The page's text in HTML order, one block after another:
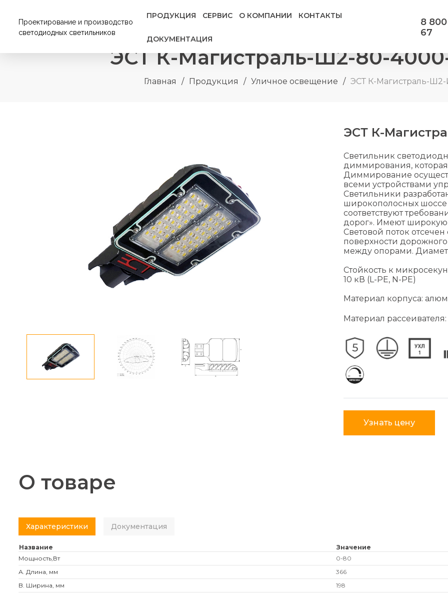
Проектирование и производство
светодиодных светильников
ПРОДУКЦИЯ СЕРВИС О КОМПАНИИ КОНТАКТЫ
ДОКУМЕНТАЦИЯ
8 800
67
ЭСТ К-Магистраль-Ш2-80-
Главная / Продукция / Уличное освещение / ЭСТ К-Магистраль-
ЭСТ К-
Светильник
диммирования, которая
Диммирование
всеми устройствами
Светильники
широкополосных
соответствуют
дорог». Имеют
Световой поток
поверхности
между опорами.
Стойкость к
10 кВ (L-PE, N-PE)
Материал корпуса:
Материал
Узнать цену
О товаре
Характеристики Документация
Название
Значение
Мощность,Вт
0-80
А. Длина, мм
366
B. Ширина, мм
198